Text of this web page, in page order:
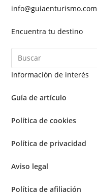
info@guiaenturismo.com
Encuentra tu destino
Información de interés
Guía de artículo
Política de cookies
Política de privacidad
Aviso legal
Política de afiliación